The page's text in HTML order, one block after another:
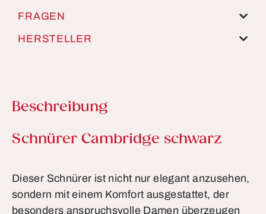
FRAGEN
HERSTELLER
Beschreibung
Produktinformationen
Schnürer Cambridge schwarz
Dieser Schnürer ist nicht nur elegant anzusehen,
sondern mit einem Komfort ausgestattet, der
besonders anspruchsvolle Damen überzeugen